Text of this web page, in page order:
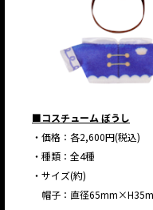
■コスチューム ぼうし
・価格：各2,600円(税込)
・種類：全4種
・サイズ(約)
帽子：直径